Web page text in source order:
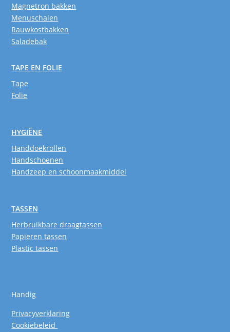
Magnetron bakken
Menuschalen
Rauwkostbakken
Saladebak
TAPE EN FOLIE
Tape
Folie
HYGIËNE
Handdoekrollen
Handschoenen
Handzeep en schoonmaakmiddel
TASSEN
Herbruikbare draagtassen
Papieren tassen
Plastic tassen
Handig
Privacyverklaring
Cookiebeleid